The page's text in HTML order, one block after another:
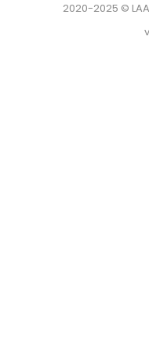
2020-2025 ©